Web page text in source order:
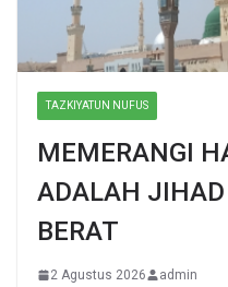
TAZKIYATUN NUFUS
MEMERANGI
ADALAH JIHAD
BERAT
2 Agustus 2026 admin